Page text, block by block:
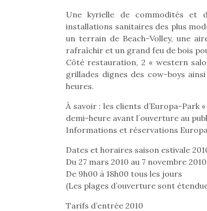
Une kyrielle de commodités et
installations sanitaires des plus
un terrain de Beach-Volley, une
rafraîchir et un grand feu de bois
Côté restauration, 2 « western
grillades dignes des cow-boys
heures.
À savoir : les clients d’Europa-
demi-heure avant l´ouverture au
Informations et réservations
Dates et horaires saison estivale
Du 27 mars 2010 au 7 novembre 2010
De 9h00 à 18h00 tous les jours
(Les plages d’ouverture sont
Tarifs d’entrée 2010
trottinette mécanique
d’énergie. Varier
occupations n’est pas
simple.
activité
ou
Des trampolines pour les
grands et les petits !
Durant les vacances
estivales et avec le
pour les enfants de…